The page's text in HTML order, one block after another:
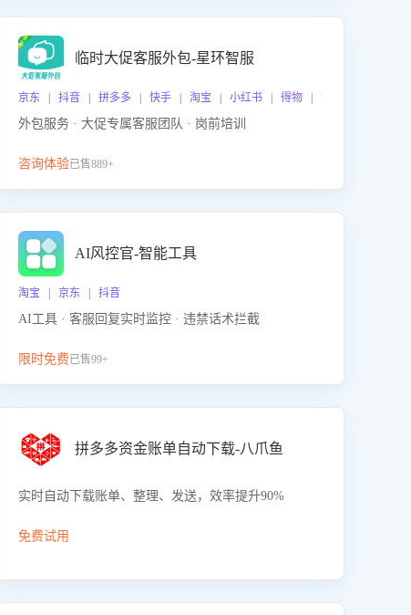
临时大促客服外包-星环智服
京东 | 抖音 | 拼多多 | 快手 | 淘宝 | 小红书 | 得物 | 企业微信
外包服务 · 大促专属客服团队 · 岗前培训
咨询体验已售889+
AI风控官-智能工具
淘宝 | 京东 | 抖音
AI工具 · 客服回复实时监控 · 违禁话术拦截
限时免费已售99+
拼多多资金账单自动下载-八爪鱼
实时自动下载账单、整理、发送，效率提升90%
免费试用